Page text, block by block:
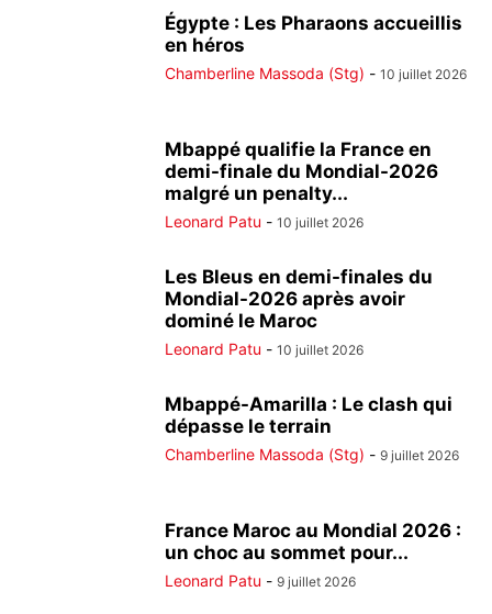
Égypte : Les Pharaons accueillis
en héros
Chamberline Massoda (Stg) - 10 juillet 2026
Mbappé qualifie la France en
demi-finale du Mondial-2026
malgré un penalty...
Leonard Patu - 10 juillet 2026
Les Bleus en demi-finales du
Mondial-2026 après avoir
dominé le Maroc
Leonard Patu - 10 juillet 2026
Mbappé-Amarilla : Le clash qui
dépasse le terrain
Chamberline Massoda (Stg) - 9 juillet 2026
France Maroc au Mondial 2026 :
un choc au sommet pour...
Leonard Patu - 9 juillet 2026